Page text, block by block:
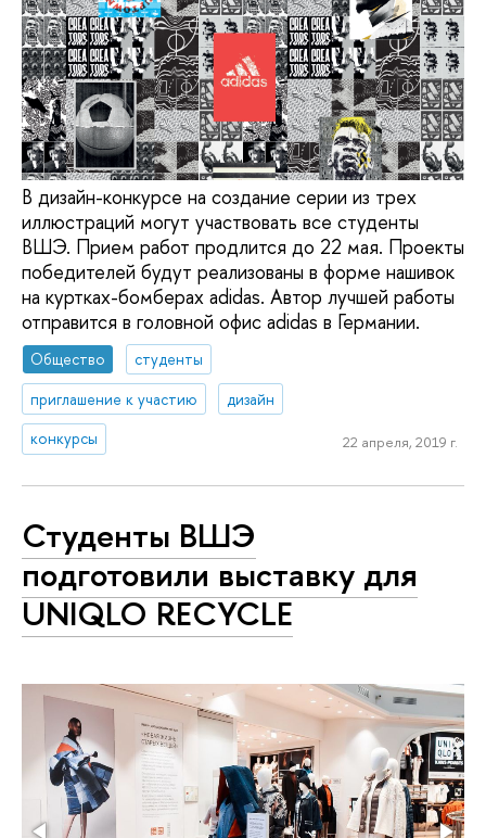
В дизайн-конкурсе на создание серии из трех
иллюстраций могут участвовать все студенты
ВШЭ. Прием работ продлится до 22 мая. Проекты
победителей будут реализованы в форме нашивок
на куртках-бомберах adidas. Автор лучшей работы
отправится в головной офис adidas в Германии.
Общество
студенты
приглашение к участию
дизайн
конкурсы
22 апреля, 2019 г.
Студенты ВШЭ
подготовили выставку для
UNIQLO RECYCLE